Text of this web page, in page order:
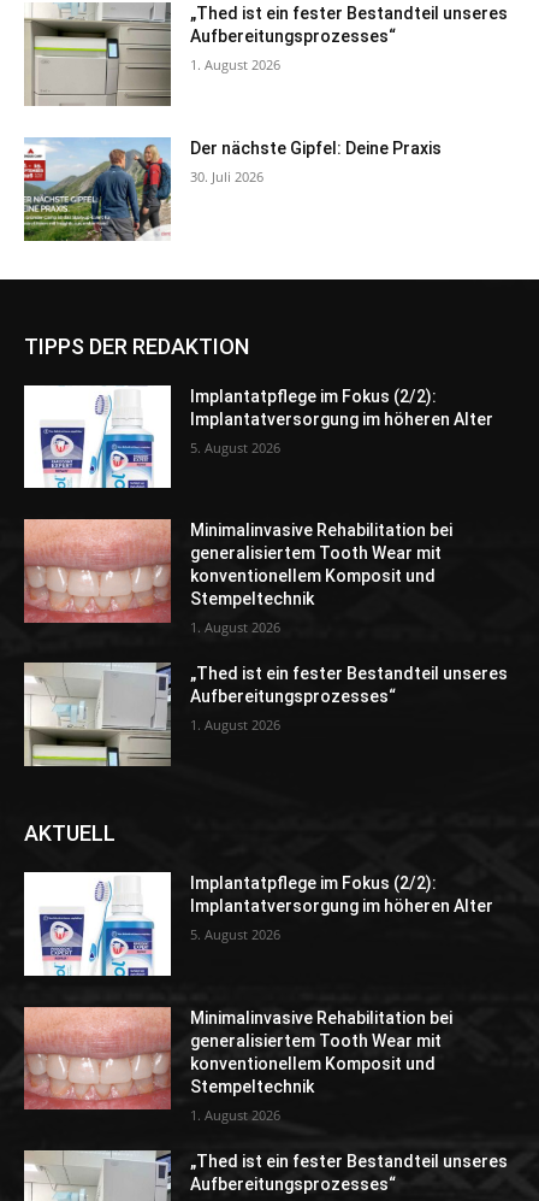
„Thed ist ein fester Bestandteil unseres
Aufbereitungsprozesses“
1. August 2026
Der nächste Gipfel: Deine Praxis
30. Juli 2026
TIPPS DER REDAKTION
Implantatpflege im Fokus (2/2):
Implantatversorgung im höheren Alter
5. August 2026
Minimalinvasive Rehabilitation bei
generalisiertem Tooth Wear mit
konventionellem Komposit und
Stempeltechnik
1. August 2026
„Thed ist ein fester Bestandteil unseres
Aufbereitungsprozesses“
1. August 2026
AKTUELL
Implantatpflege im Fokus (2/2):
Implantatversorgung im höheren Alter
5. August 2026
Minimalinvasive Rehabilitation bei
generalisiertem Tooth Wear mit
konventionellem Komposit und
Stempeltechnik
1. August 2026
„Thed ist ein fester Bestandteil unseres
Aufbereitungsprozesses“